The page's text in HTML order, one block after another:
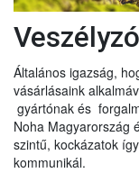
Általános igazság,
vásárlásaink
gyártónak és
Noha Magyarország
szintű, kockázatok
kommunikál.